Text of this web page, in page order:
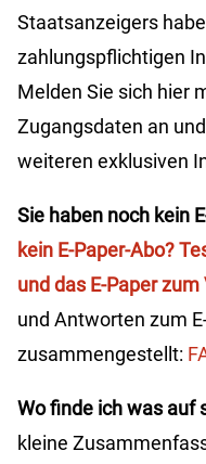
Staatsanzeigers
zahlungspflichtigen
Melden Sie sich hier
Zugangsdaten an
weiteren exklusiven
Sie haben noch kein
kein E-Paper-Abo?
und das E-Paper
und Antworten zum
zusammengestellt:
Wo finde ich was auf
kleine